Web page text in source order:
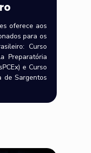
oferece aos
para os
Curso
Preparatória
e Curso
de Sargentos